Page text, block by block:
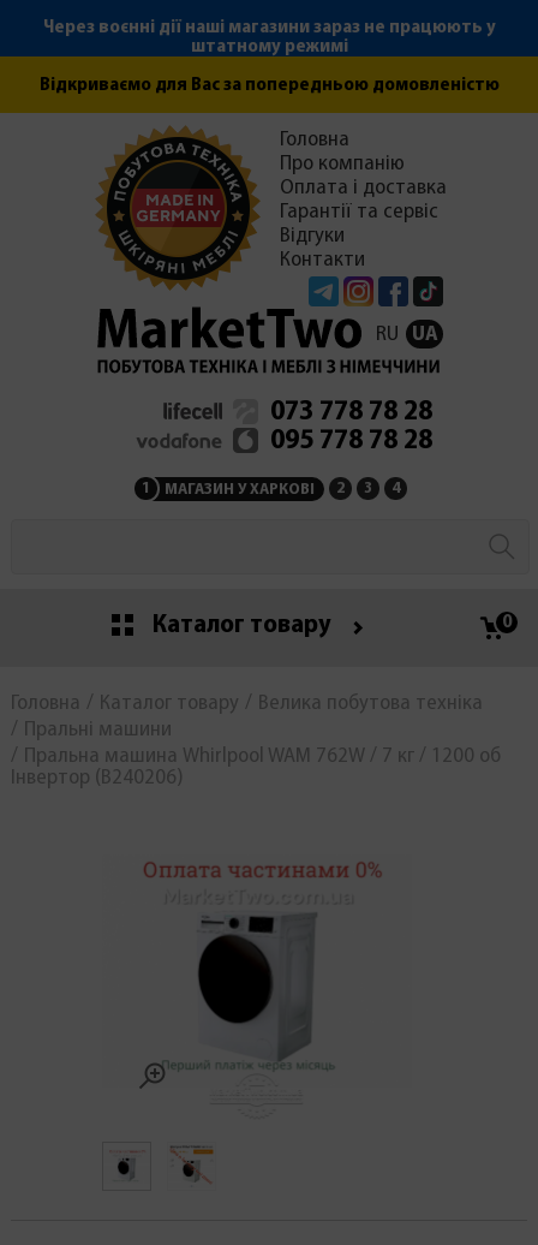
Через воєнні дії наші магазини зараз не працюють у
штатному режимі
Відкриваємо для Вас за попередньою домовленістю
TelegramInstagramFacebook
Головна
Про компанію
Оплата і доставка
Гарантії та сервіс
Відгуки
Контакти
RU UA
073 778 78 28
095 778 78 28
1 МАГАЗИН У ХАРКОВІ 2 МАГАЗИН НА
3 СЕРВІСНИЙ ЦЕНТР
4
Каталог товару 0
Головна Каталог товару
Велика побутова техніка
Пральні машини
Пральна машина Whirlpool WAM 762W / 7 кг / 1200 об
Інвертор (В240206)